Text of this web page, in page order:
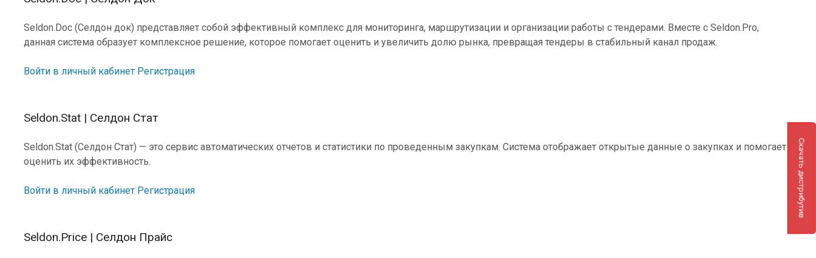
Скачать дистрибутив
Seldon.Doc (Селдон док) представляет собой эффективный комплекс для мониторинга, маршрутизации и организации работы с тендерами. Вместе с Seldon.Pro,
данная система образует комплексное решение, которое помогает оценить и увеличить долю рынка, превращая тендеры в стабильный канал продаж.
Войти в личный кабинет Регистрация
Seldon.Stat | Селдон Стат
Seldon.Stat (Селдон Стат) — это сервис автоматических отчетов и статистики по проведенным закупкам. Система отображает открытые данные о закупках и помогает
оценить их эффективность.
Войти в личный кабинет Регистрация
Seldon.Price | Селдон Прайс